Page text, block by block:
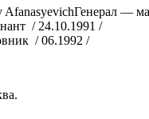
Генерал —
/ 24.10.1991 /
/ 06.1992 /